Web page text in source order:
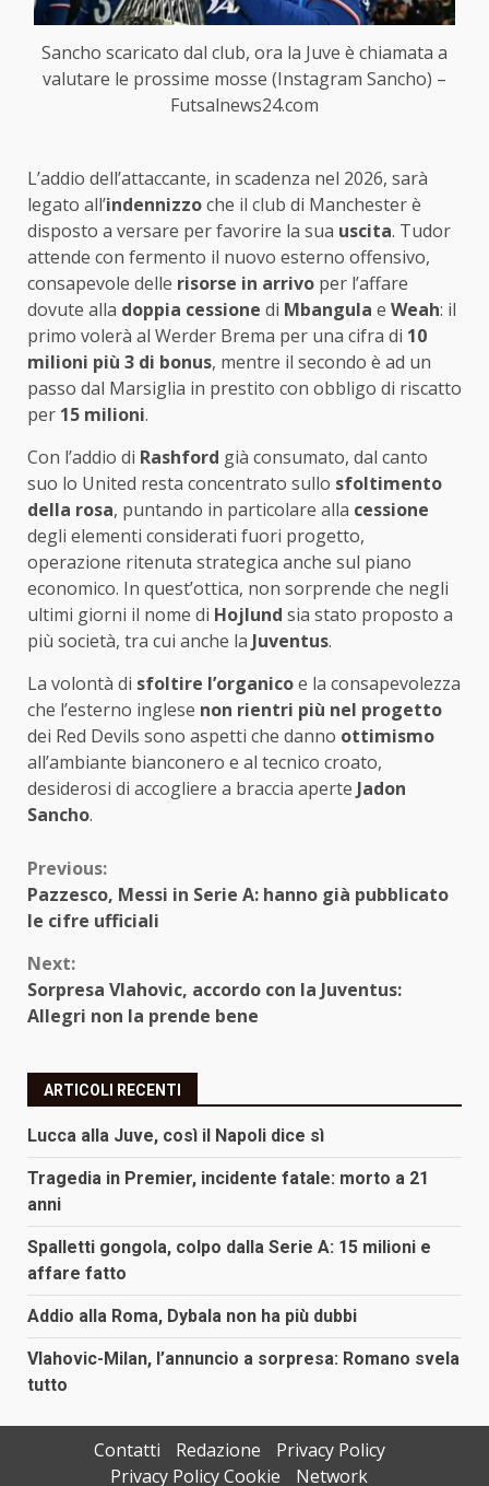
Sancho scaricato dal club, ora la Juve è chiamata a
valutare le prossime mosse (Instagram Sancho) –
Futsalnews24.com
L’addio dell’attaccante, in scadenza nel 2026, sarà
legato all’indennizzoche il club di Manchester è
disposto a versare per favorire la sua uscita. Tudor
attende con fermento il nuovo esterno offensivo,
consapevole delle risorse in arrivo per l’affare
dovute alla doppia cessione di Mbangula e Weah: il
primo volerà al Werder Brema per una cifra di 10
milioni più 3 di bonus, mentre il secondo è ad un
passo dal Marsiglia in prestito con obbligo di riscatto
per 15 milioni.
Con l’addio di Rashford già consumato, dal canto
suo lo United resta concentrato sullo sfoltimento
della rosa, puntando in particolare alla cessione
degli elementi considerati fuori progetto,
operazione ritenuta strategica anche sul piano
economico. In quest’ottica, non sorprende che negli
ultimi giorni il nome di Hojlund sia stato proposto a
più società, tra cui anche la Juventus.
La volontà di sfoltire l’organicoe la consapevolezza
che l’esterno inglese non rientri più nel progetto
dei Red Devils sono aspetti che danno ottimismo
all’ambiante bianconero e al tecnico croato,
desiderosi di accogliere a braccia aperte Jadon
Sancho.
Continue
Reading
Previous:
Pazzesco, Messi in Serie A: hanno già pubblicato
le cifre ufficiali
Next:
Sorpresa Vlahovic, accordo con la Juventus:
Allegri non la prende bene
ARTICOLI RECENTI
Lucca alla Juve, così il Napoli dice sì
Tragedia in Premier, incidente fatale: morto a 21
anni
Spalletti gongola, colpo dalla Serie A: 15 milioni e
affare fatto
Addio alla Roma, Dybala non ha più dubbi
Vlahovic-Milan, l’annuncio a sorpresa: Romano svela
tutto
Contatti Redazione
Privacy Policy
Privacy Policy Cookie
Network